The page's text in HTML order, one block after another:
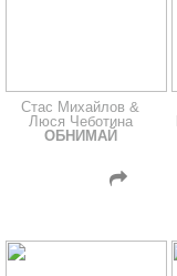
Стас Михайлов &
Люся Чеботина
ОБНИМАЙ